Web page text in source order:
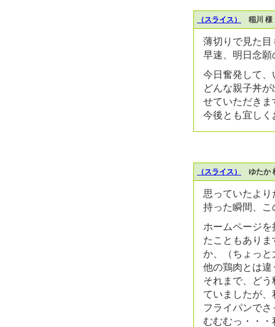
（スライス） 稲川 様
薄切りで見た
早速、明日念
今日奮発して
どんな親子丼
せていただきま
今後とも宜し
（スライス） ゆたか
思っていたよ
持った瞬間、
ホームページ
たこともあり
か、（ちょっ
他の鶏肉とは
それまで、ど
ていましたが
フライパンで
むむむっ・・